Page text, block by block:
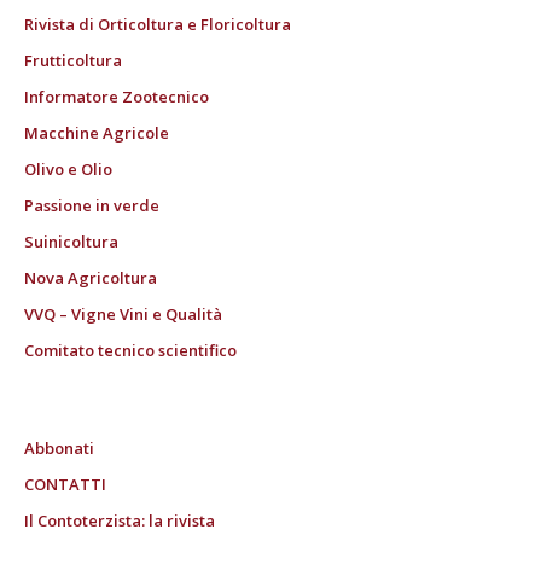
Rivista di Orticoltura e Floricoltura
Frutticoltura
Informatore Zootecnico
Macchine Agricole
Olivo e Olio
Passione in verde
Suinicoltura
Nova Agricoltura
VVQ – Vigne Vini e Qualità
Comitato tecnico scientifico
Abbonati
CONTATTI
Il Contoterzista: la rivista